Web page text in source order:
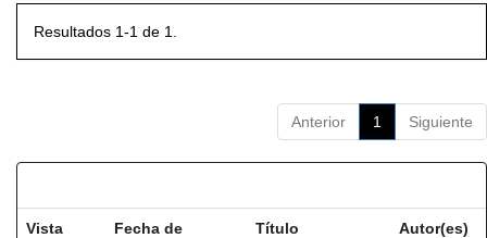
Resultados 1-1 de 1.
Anterior 1 Siguiente
Vista
Fecha de
Título Autor(es)